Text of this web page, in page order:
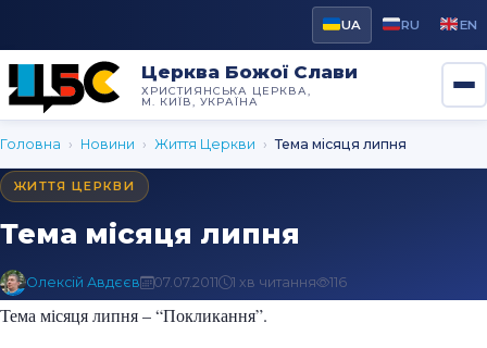
UA RU EN
Церква Божої Слави
ХРИСТИЯНСЬКА ЦЕРКВА,
М. КИЇВ, УКРАЇНА
Головна › Новини › Життя Церкви › Тема місяця липня
ЖИТТЯ ЦЕРКВИ
Тема місяця липня
Олексій Авдєєв 07.07.2011 1 хв читання 116
Тема місяця липня – “Покликання”.